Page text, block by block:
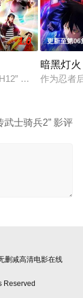
1.0
这颗与地球极
更新至第06
暗黑灯火
作为忍者
武士骑兵2” 影评
删减高清电影在线
Reserved